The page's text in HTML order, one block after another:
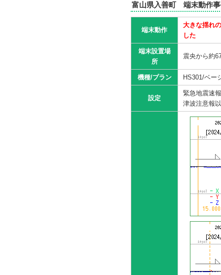
富山県入善町 端末動作
端末動作
大きな揺れ
した
端末設置場
所
震央から約
機種/プラン HS301/ベー
設定
緊急地震速
津波注意報